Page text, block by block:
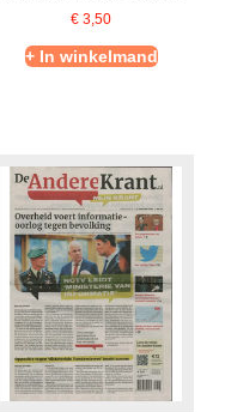
€ 3,50
+ In winkelmand